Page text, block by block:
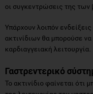
οι συγκεντρώσεις της των
Υπάρχουν λοιπόν
ακτινίδιων θα μπορούσε
καρδιαγγειακή λειτουργία.
Γαστρεντερικό
Το ακτινίδιο φαίνεται ότι